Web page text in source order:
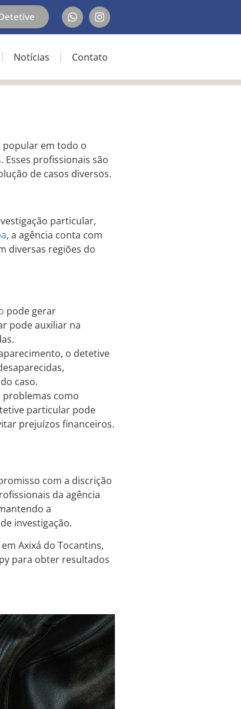
Notícias Contato
em todo o
. Esses profissionais são
de casos diversos.
particular,
, a agência conta com
diversas regiões do
pode gerar
pode auxiliar na
o detetive
caso.
problemas como
particular pode
prejuízos financeiros.
com a discrição
da agência
a
investigação.
Axixá do Tocantins,
para obter resultados